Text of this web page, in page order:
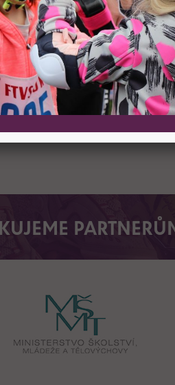
– každá městská část
REGISTROVAT